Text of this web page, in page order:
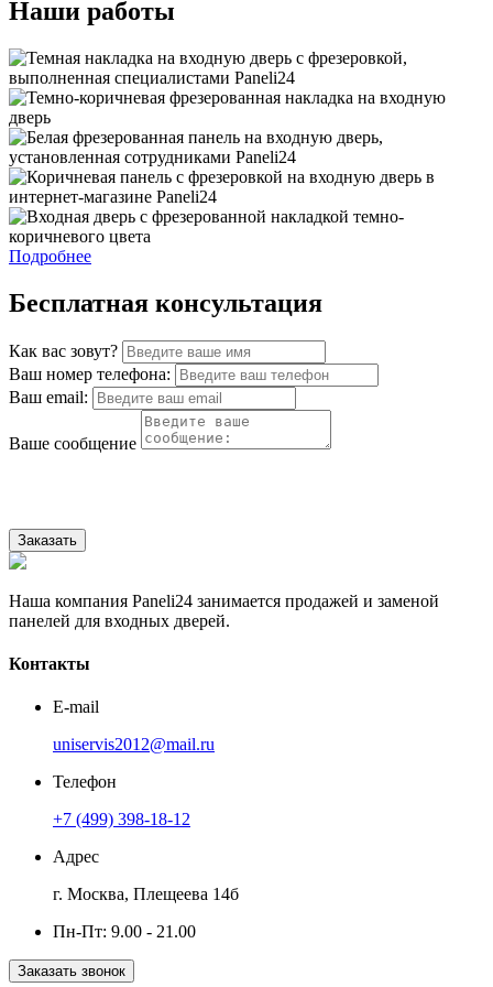
Наши работы
Подробнее
Бесплатная консультация
Как вас зовут?
Ваш номер телефона:
Ваш email:
Ваше сообщение
Заказать
Наша компания Paneli24 занимается продажей и заменой
панелей для входных дверей.
Контакты
E-mail
uniservis2012@mail.ru
Телефон
+7 (499) 398-18-12
Адрес
г. Москва, Плещеева 14б
Пн-Пт: 9.00 - 21.00
Заказать звонок